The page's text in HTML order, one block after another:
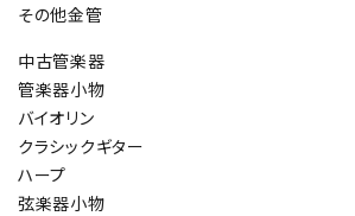
その他金管
中古管楽器
管楽器小物
バイオリン
クラシックギター
ハープ
弦楽器小物